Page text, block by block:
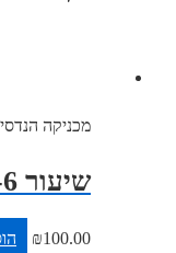
מכניקה הנדסית 2025 (חדש)
שיעור 6- פתרון מבנים משולבים
₪ הוספה לסל